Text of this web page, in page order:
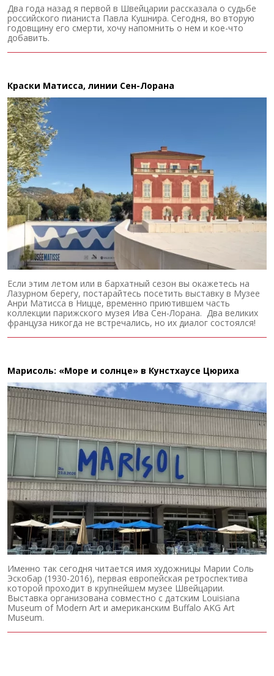
Два года назад я первой в Швейцарии рассказала о судьбе
российского пианиста Павла Кушнира. Сегодня, во вторую
годовщину его смерти, хочу напомнить о нем и кое-что
добавить.
Краски Матисса, линии Сен-Лорана
Если этим летом или в бархатный сезон вы окажетесь на
Лазурном берегу, постарайтесь посетить выставку в Музее
Анри Матисса в Ницце, временно приютившем часть
коллекции парижского музея Ива Сен-Лорана. Два великих
француза никогда не встречались, но их диалог состоялся!
Марисоль: «Море и солнце» в Кунстхаусе Цюриха
Именно так сегодня читается имя художницы Марии Соль
Эскобар (1930-2016), первая европейская ретроспектива
которой проходит в крупнейшем музее Швейцарии.
Выставка организована совместно с датским Louisiana
Museum of Modern Art и американским Buffalo AKG Art
Museum.